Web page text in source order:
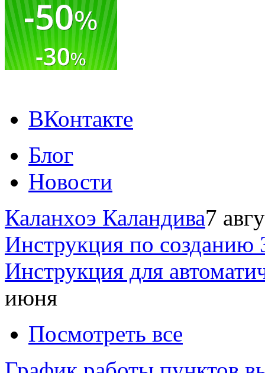
ВКонтакте
Блог
Новости
Каланхоэ Каландива7
Инструкция по созданию
Инструкция для
июня
Посмотреть все